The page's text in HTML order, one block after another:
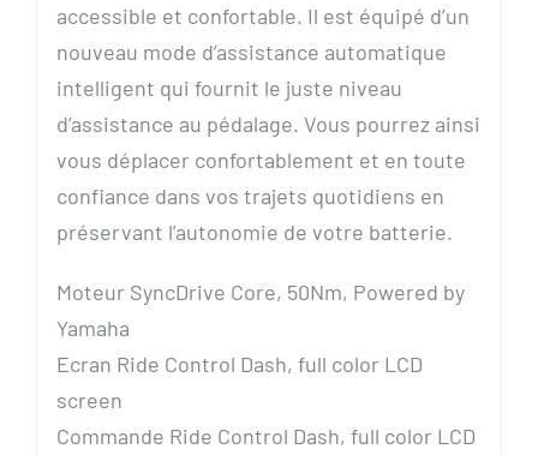
accessible et confortable. Il est équipé d’un
nouveau mode d’assistance automatique
intelligent qui fournit le juste niveau
d’assistance au pédalage. Vous pourrez ainsi
vous déplacer confortablement et en toute
confiance dans vos trajets quotidiens en
préservant l’autonomie de votre batterie.
Moteur SyncDrive Core, 50Nm, Powered by
Yamaha
Ecran Ride Control Dash, full color LCD
screen
Commande Ride Control Dash, full color LCD